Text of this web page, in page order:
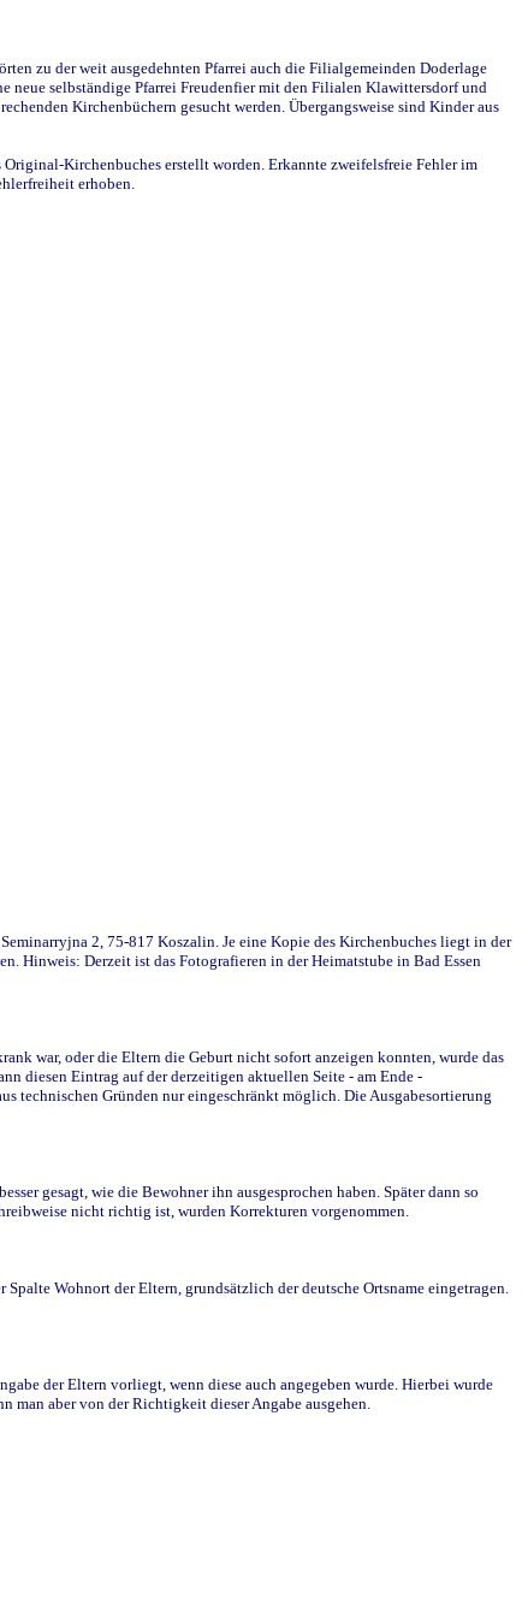
zu der weit ausgedehnten Pfarrei auch die Filialgemeinden Doderlage
neue selbständige Pfarrei Freudenfier mit den Filialen Klawittersdorf und
Kirchenbüchern gesucht werden. Übergangsweise sind Kinder aus
Kirchenbuches erstellt worden. Erkannte zweifelsfreie Fehler im
erhoben.
2, 75-817 Koszalin. Je eine Kopie des Kirchenbuches liegt in der
Hinweis: Derzeit ist das Fotografieren in der Heimatstube in Bad Essen
war, oder die Eltern die Geburt nicht sofort anzeigen konnten, wurde das
diesen Eintrag auf der derzeitigen aktuellen Seite - am Ende -
technischen Gründen nur eingeschränkt möglich. Die Ausgabesortierung
gesagt, wie die Bewohner ihn ausgesprochen haben. Später dann so
nicht richtig ist, wurden Korrekturen vorgenommen.
Wohnort der Eltern, grundsätzlich der deutsche Ortsname eingetragen.
der Eltern vorliegt, wenn diese auch angegeben wurde. Hierbei wurde
man aber von der Richtigkeit dieser Angabe ausgehen.